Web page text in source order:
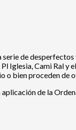
de
Cami Ral y
o bien proceden de
de la